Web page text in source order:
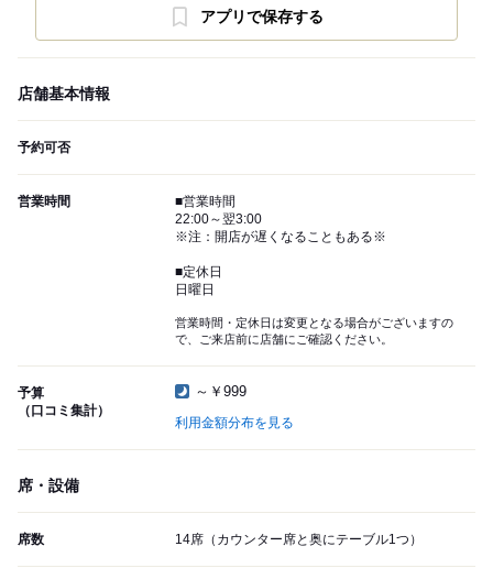
アプリで保存する
店舗基本情報
予約可否
営業時間
■営業時間
22:00～翌3:00
※注：開店が遅くなることもある※
■定休日
日曜日
営業時間・定休日は変更となる場合がございますの
で、ご来店前に店舗にご確認ください。
予算
（口コミ集計）
～￥999
利用金額分布を見る
席・設備
席数 14席（カウンター席と奥にテーブル1つ）